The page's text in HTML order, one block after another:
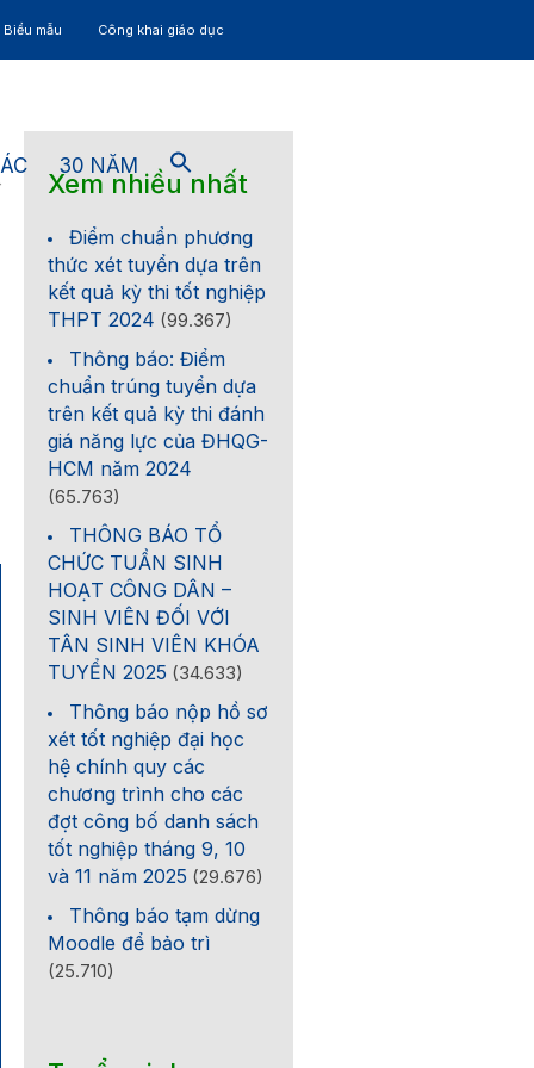
mẫu Công khai giáo dục
30 NĂM
Xem nhiều nhất
Điểm chuẩn phương
thức xét tuyển dựa trên
kết quả kỳ thi tốt nghiệp
THPT 2024 (99.367)
Thông báo: Điểm
chuẩn trúng tuyển dựa
trên kết quả kỳ thi đánh
giá năng lực của ĐHQG-
HCM năm 2024
(65.763)
THÔNG BÁO TỔ
CHỨC TUẦN SINH
HOẠT CÔNG DÂN –
SINH VIÊN ĐỐI VỚI
TÂN SINH VIÊN KHÓA
TUYỂN 2025 (34.633)
Thông báo nộp hồ sơ
xét tốt nghiệp đại học
hệ chính quy các
chương trình cho các
đợt công bố danh sách
tốt nghiệp tháng 9, 10
và 11 năm 2025 (29.676)
Thông báo tạm dừng
Moodle để bảo trì
(25.710)